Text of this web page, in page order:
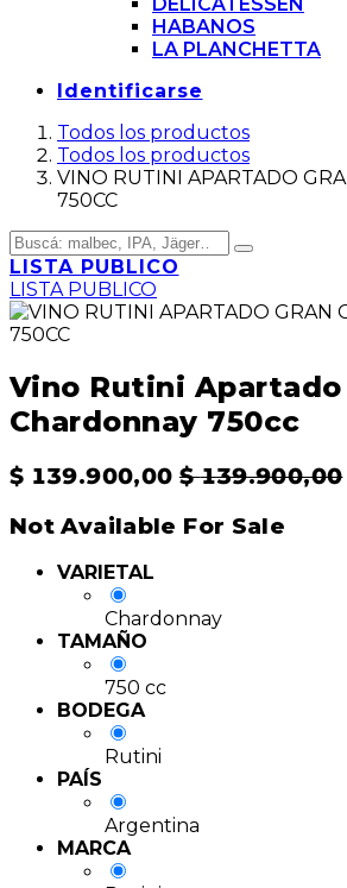
HABANOS
LA PLANCHETTA
Identificarse
Todos los productos
Todos los productos
VINO RUTINI APARTADO
750CC
LISTA PUBLICO
LISTA PUBLICO
Vino Rutini Apartado
Chardonnay 750cc
$ 139.900,00 $139.900,00
Not Available For Sale
VARIETAL
Chardonnay
TAMAÑO
750 cc
BODEGA
Rutini
PAÍS
Argentina
MARCA